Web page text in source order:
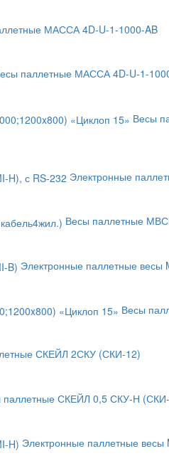
МАССА 4D-U-1-1000-AB
паллетные МАССА 4D-U-1-
Весы
Электронные
Весы паллетные
Электронные паллетные весы
Весы
СКЕЙЛ 2СКУ (СКИ-12)
паллетные СКЕЙЛ 0,5 СКУ-Н
Электронные паллетные весы